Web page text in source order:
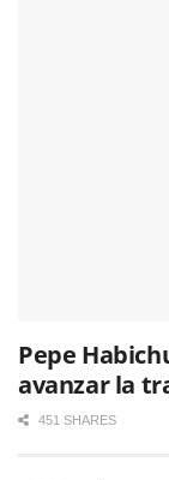
Pepe
avanzar la
451 SHARES